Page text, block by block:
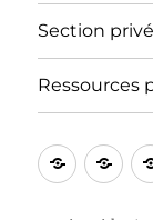
Section
Ressources
À
propos